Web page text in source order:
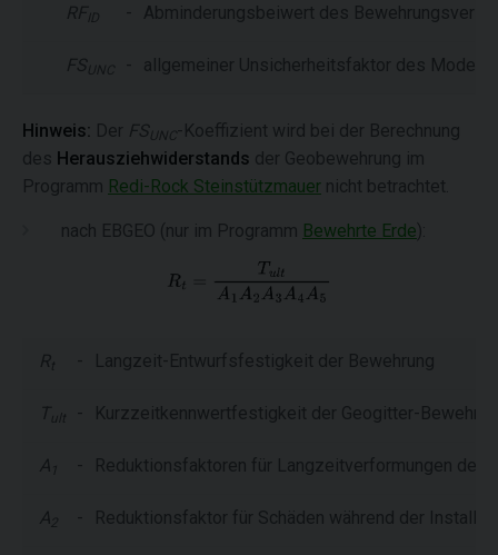
RF ID - Abminderungsbeiwert des
FSUNC - allgemeiner Unsicherheitsfaktor des Modells
Hinweis: Der FSUNC -Koeffizient wird bei der Berechnung
des Herausziehwiderstands der Geobewehrung im
Programm Redi-Rock Steinstützmauer nicht betrachtet.
nach EBGEO (nur im Programm Bewehrte Erde):
Rt - Langzeit-Entwurfsfestigkeit der Bewehrung
T ult - Kurzzeitkennwertfestigkeit der Geogitter-
A 1 - Reduktionsfaktoren für Langzeitverformungen der
A2 - Reduktionsfaktor für Schäden während der